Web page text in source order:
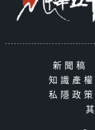
新聞稿
知識產
私隱政策